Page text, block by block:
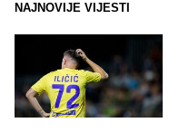
NAJNOVIJE VIJESTI